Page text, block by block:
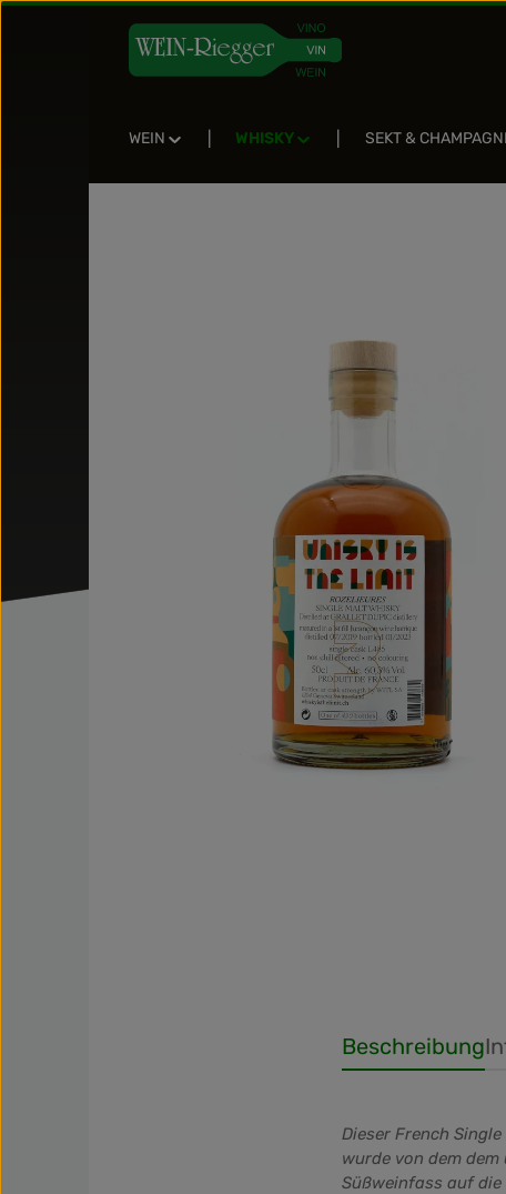
Zum Hauptinhalt springen
Zur Suche springen
Zur Hauptnavigation springen
WEIN WHISKY SEKT &
Beschreibung
Dieser French
wurde von dem
Süßweinfass auf